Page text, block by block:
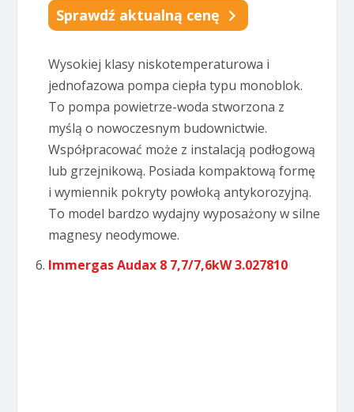
Sprawdź aktualną cenę
Wysokiej klasy niskotemperaturowa i
jednofazowa pompa ciepła typu monoblok.
To pompa powietrze-woda stworzona z
myślą o nowoczesnym budownictwie.
Współpracować może z instalacją podłogową
lub grzejnikową. Posiada kompaktową formę
i wymiennik pokryty powłoką antykorozyjną.
To model bardzo wydajny wyposażony w silne
magnesy neodymowe.
Immergas Audax 8 7,7/7,6kW 3.027810